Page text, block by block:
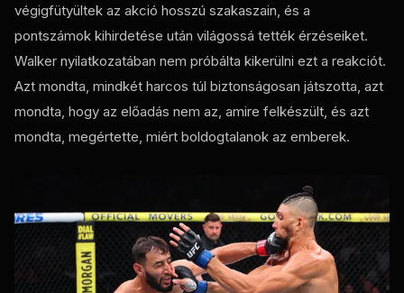
végigfütyültek az akció hosszú szakaszain, és a
pontszámok kihirdetése után világossá tették érzéseiket.
Walker nyilatkozatában nem próbálta kikerülni ezt a reakciót.
Azt mondta, mindkét harcos túl biztonságosan játszotta, azt
mondta, hogy az előadás nem az, amire felkészült, és azt
mondta, megértette, miért boldogtalanok az emberek.